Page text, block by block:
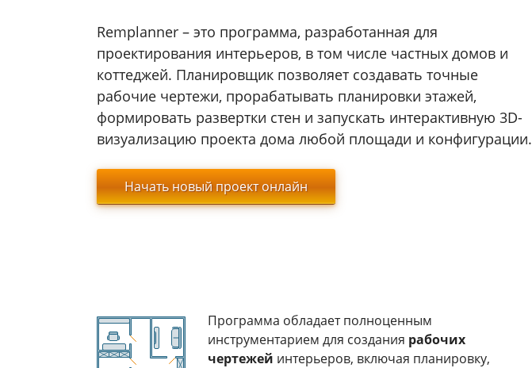
Remplanner – это программа, разработанная для
проектирования интерьеров, в том числе частных домов и
коттеджей. Планировщик позволяет создавать точные
рабочие чертежи, прорабатывать планировки этажей,
формировать развертки стен и запускать интерактивную 3D-
визуализацию проекта дома любой площади и конфигурации.
Начать новый проект онлайн
Программа обладает полноценным
инструментарием для создания рабочих
чертежей интерьеров, включая планировку,